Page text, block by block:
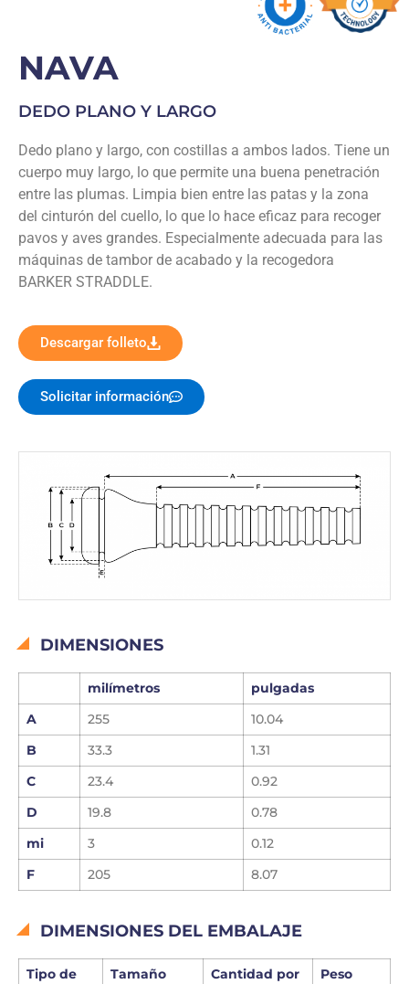
NAVA
DEDO PLANO Y LARGO
Dedo plano y largo, con costillas a ambos lados. Tiene un
cuerpo muy largo, lo que permite una buena penetración
entre las plumas. Limpia bien entre las patas y la zona
del cinturón del cuello, lo que lo hace eficaz para recoger
pavos y aves grandes. Especialmente adecuada para las
máquinas de tambor de acabado y la recogedora
BARKER STRADDLE.
Descargar folleto
Solicitar información
DIMENSIONES
milímetros
pulgadas
A
255
10.04
B
33.3
1.31
C
23.4
0.92
D
19.8
0.78
mi
3
0.12
F
205 8.07
DIMENSIONES DEL EMBALAJE
Tipo de
Tamaño
Cantidad por
Peso